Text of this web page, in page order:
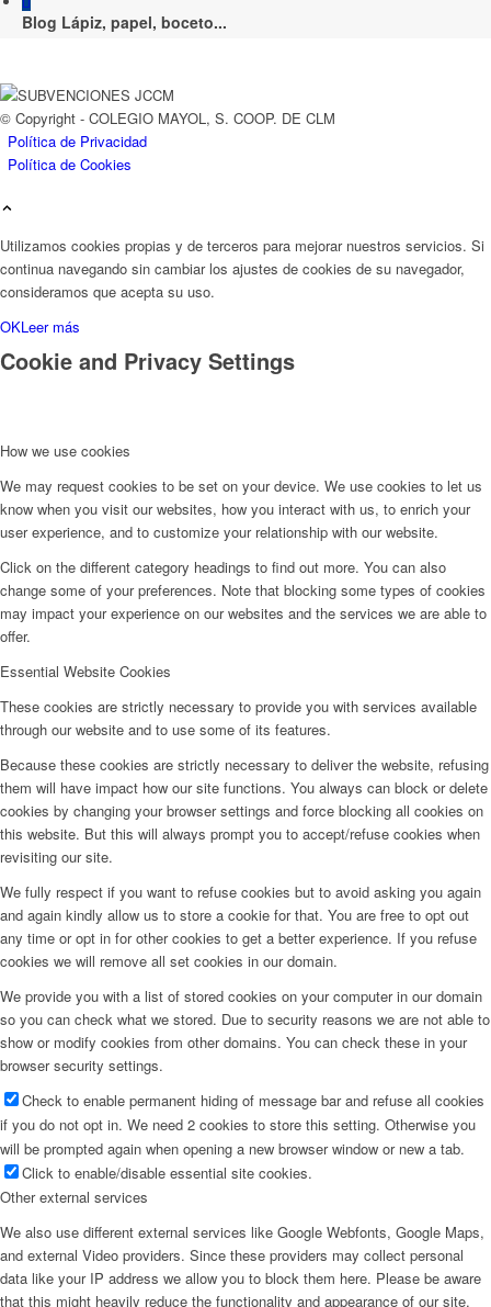
Blog Lápiz, papel, boceto...
© Copyright - COLEGIO MAYOL, S. COOP. DE CLM
Política de Privacidad
Política de Cookies
Utilizamos cookies propias y de terceros para mejorar nuestros servicios. Si
continua navegando sin cambiar los ajustes de cookies de su navegador,
consideramos que acepta su uso.
OKLeer más
Cookie and Privacy Settings
How we use cookies
We may request cookies to be set on your device. We use cookies to let us
know when you visit our websites, how you interact with us, to enrich your
user experience, and to customize your relationship with our website.
Click on the different category headings to find out more. You can also
change some of your preferences. Note that blocking some types of cookies
may impact your experience on our websites and the services we are able to
offer.
Essential Website Cookies
These cookies are strictly necessary to provide you with services available
through our website and to use some of its features.
Because these cookies are strictly necessary to deliver the website, refusing
them will have impact how our site functions. You always can block or delete
cookies by changing your browser settings and force blocking all cookies on
this website. But this will always prompt you to accept/refuse cookies when
revisiting our site.
We fully respect if you want to refuse cookies but to avoid asking you again
and again kindly allow us to store a cookie for that. You are free to opt out
any time or opt in for other cookies to get a better experience. If you refuse
cookies we will remove all set cookies in our domain.
We provide you with a list of stored cookies on your computer in our domain
so you can check what we stored. Due to security reasons we are not able to
show or modify cookies from other domains. You can check these in your
browser security settings.
Check to enable permanent hiding of message bar and refuse all cookies
if you do not opt in. We need 2 cookies to store this setting. Otherwise you
will be prompted again when opening a new browser window or new a tab.
Click to enable/disable essential site cookies.
Other external services
We also use different external services like Google Webfonts, Google Maps,
and external Video providers. Since these providers may collect personal
data like your IP address we allow you to block them here. Please be aware
that this might heavily reduce the functionality and appearance of our site.